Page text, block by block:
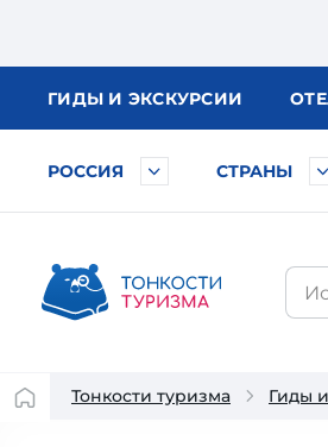
ГИДЫ И ЭКСКУРСИИ
РОССИЯ СТРАНЫ
Тонкости туризма Гиды